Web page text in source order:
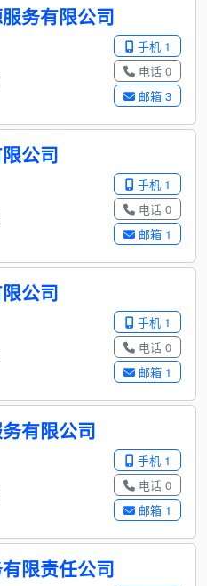
务有限公司
手机 1
电话 0
邮箱 3
公司
手机 1
电话 0
邮箱 1
公司
手机 1
电话 0
邮箱 1
有限公司
手机 1
电话 0
邮箱 1
限责任公司